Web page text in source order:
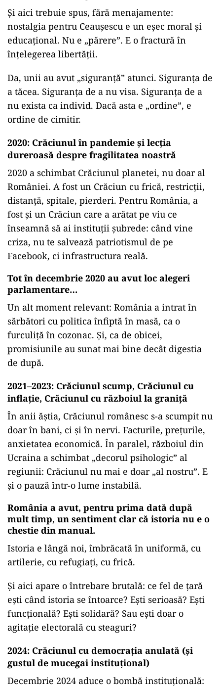
Și aici trebuie spus, fără menajamente:
nostalgia pentru Ceaușescu e un eșec moral și
educațional. Nu e „părere”. E o fractură în
înțelegerea libertății.
Da, unii au avut „siguranță” atunci. Siguranța de
a tăcea. Siguranța de a nu visa. Siguranța de a
nu exista ca individ. Dacă asta e „ordine”, e
ordine de cimitir.
2020: Crăciunul în pandemie și lecția
dureroasă despre fragilitatea noastră
2020 a schimbat Crăciunul planetei, nu doar al
României. A fost un Crăciun cu frică, restricții,
distanță, spitale, pierderi. Pentru România, a
fost și un Crăciun care a arătat pe viu ce
înseamnă să ai instituții șubrede: când vine
criza, nu te salvează patriotismul de pe
Facebook, ci infrastructura reală.
Tot în decembrie 2020 au avut loc alegeri
parlamentare…
Un alt moment relevant: România a intrat în
sărbători cu politica înfiptă în masă, ca o
furculiță în cozonac. Și, ca de obicei,
promisiunile au sunat mai bine decât digestia
de după.
2021–2023: Crăciunul scump, Crăciunul cu
inflație, Crăciunul cu războiul la graniță
În anii ăștia, Crăciunul românesc s-a scumpit nu
doar în bani, ci și în nervi. Facturile, prețurile,
anxietatea economică. În paralel, războiul din
Ucraina a schimbat „decorul psihologic” al
regiunii: Crăciunul nu mai e doar „al nostru”. E
și o pauză într-o lume instabilă.
România a avut, pentru prima dată după
mult timp, un sentiment clar că istoria nu e o
chestie din manual.
Istoria e lângă noi, îmbrăcată în uniformă, cu
artilerie, cu refugiați, cu frică.
Și aici apare o întrebare brutală: ce fel de țară
ești când istoria se întoarce? Ești serioasă? Ești
funcțională? Ești solidară? Sau ești doar o
agitație electorală cu steaguri?
2024: Crăciunul cu democrația anulată (și
gustul de mucegai instituțional)
Decembrie 2024 aduce o bombă instituțională: